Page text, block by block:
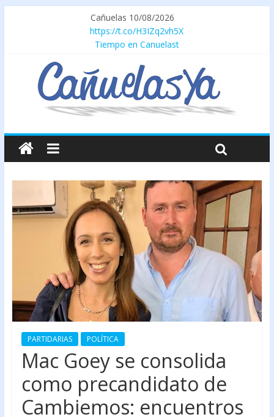
Cañuelas 10/08/2026
https://t.co/H3IZq2vh5X
Tiempo en Canuelast
PARTIDARIAS POLÍTICA
Mac Goey se consolida
como precandidato de
Cambiemos: encuentros